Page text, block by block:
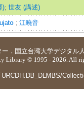
); 世友 (講述)
; 江曉音
ー ． 国立台湾大学デジタル
Library © 1995 - 2026. All